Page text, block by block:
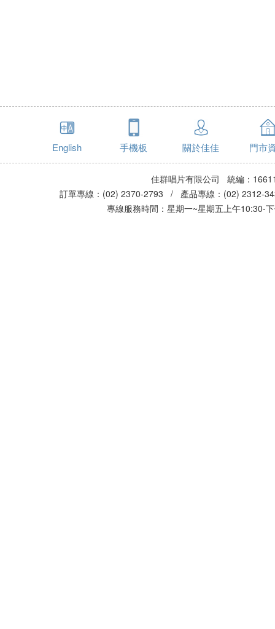
English 手機板 關於佳佳 門市
佳群唱片有限公司 統編：
訂單專線：(02) 2370-2793 / 產品專線：(02)
專線服務時間：星期一~星期五上午10:30-